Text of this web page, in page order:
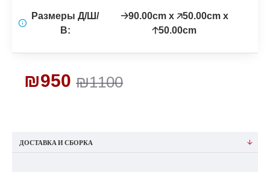
₪1100
₪950
Размеры Д/Ш/
В:
🡢90.00cm x 🡥50.00cm x
🡡50.00cm
ДОСТАВКА И СБОРКА